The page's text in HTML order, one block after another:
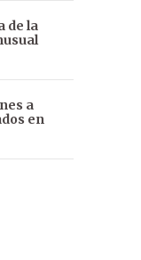
de la
a
en